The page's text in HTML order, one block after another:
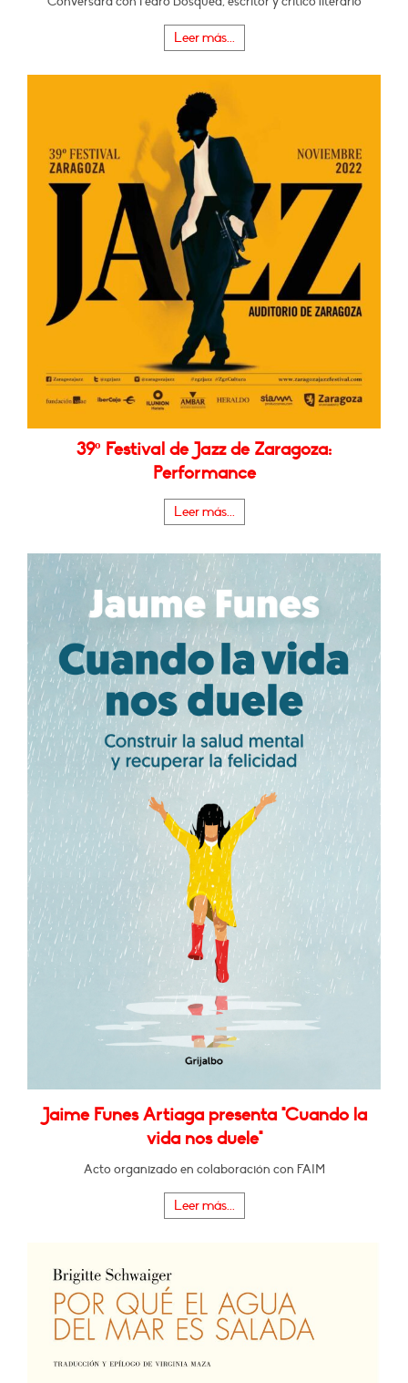
Leer más...
39º Festival de Jazz de Zaragoza:
Performance
Leer más...
Jaime Funes Artiaga presenta "Cuando la
vida nos duele"
Acto organizado en colaboración con FAIM
Leer más...